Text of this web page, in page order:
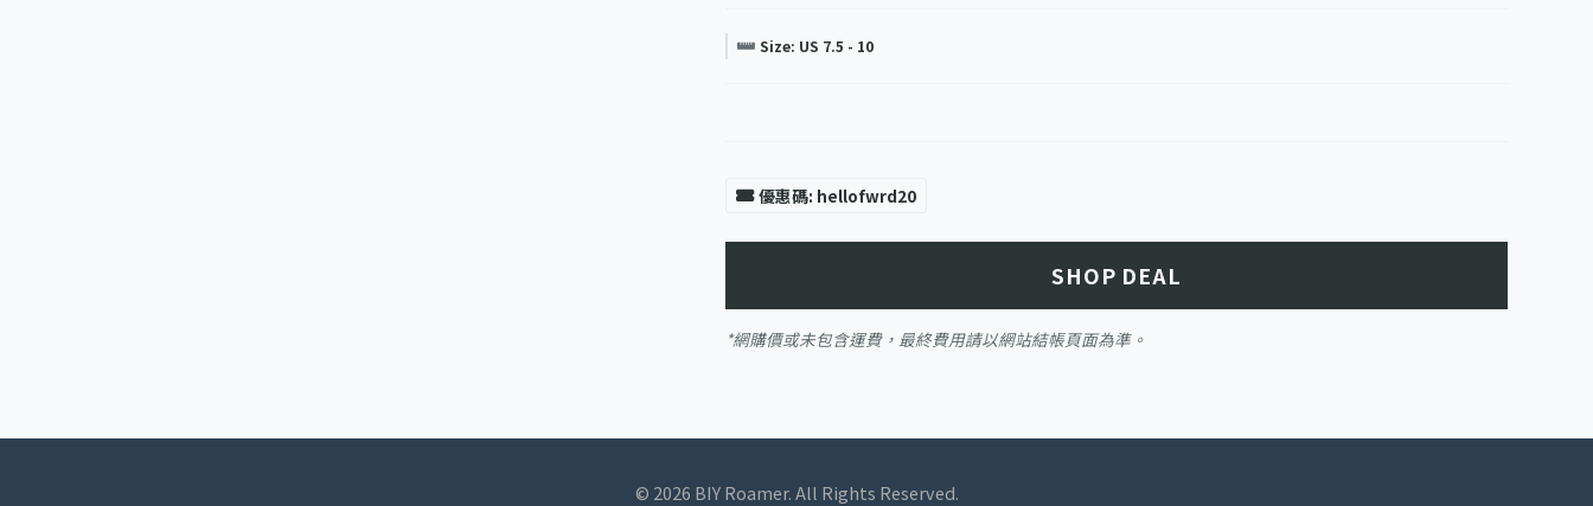
Size: US 7.5 - 10
優惠碼: hellofwrd20
SHOP DEAL
*網購價或未包含運費，最終費用請以網站結帳頁面為準。
© 2026 BIY Roamer. All Rights Reserved.